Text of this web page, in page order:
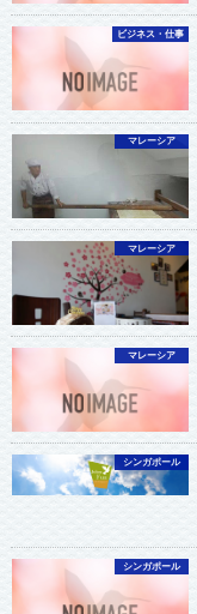
ビジネス・仕事
マレーシア
マレーシア
マレーシア
シンガポール
シンガポール